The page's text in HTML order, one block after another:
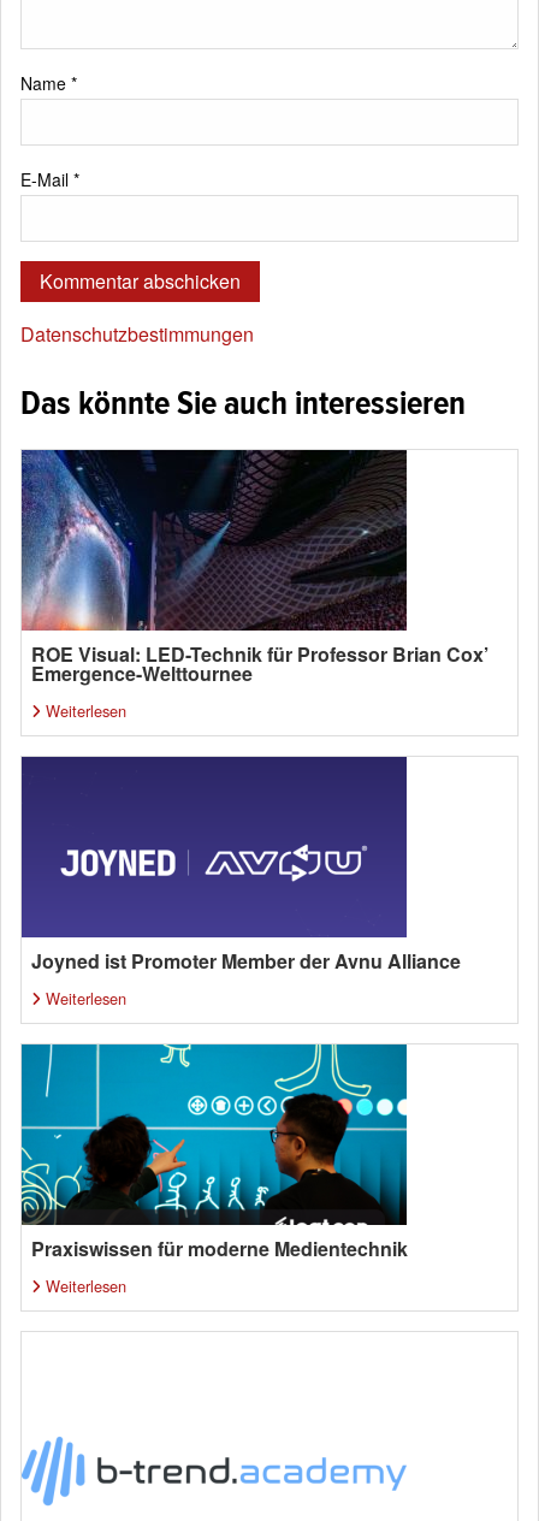
Name *
E-Mail *
Datenschutzbestimmungen
Das könnte Sie auch interessieren
ROE Visual: LED-Technik für Professor Brian Cox’
Emergence-Welttournee
Weiterlesen
Joyned ist Promoter Member der Avnu Alliance
Weiterlesen
Praxiswissen für moderne Medientechnik
Weiterlesen